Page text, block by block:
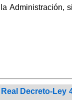
Administración,
Decreto-Ley